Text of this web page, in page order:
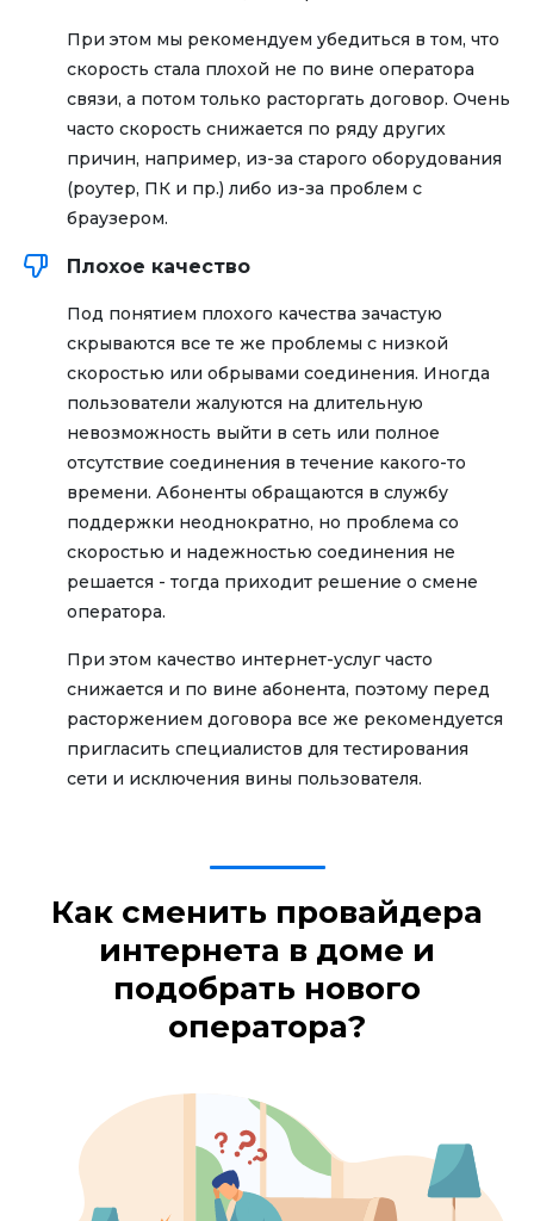
При этом мы рекомендуем убедиться в том, что
скорость стала плохой не по вине оператора
связи, а потом только расторгать договор. Очень
часто скорость снижается по ряду других
причин, например, из-за старого оборудования
(роутер, ПК и пр.) либо из-за проблем с
браузером.
Плохое качество
Под понятием плохого качества зачастую
скрываются все те же проблемы с низкой
скоростью или обрывами соединения. Иногда
пользователи жалуются на длительную
невозможность выйти в сеть или полное
отсутствие соединения в течение какого-то
времени. Абоненты обращаются в службу
поддержки неоднократно, но проблема со
скоростью и надежностью соединения не
решается - тогда приходит решение о смене
оператора.
При этом качество интернет-услуг часто
снижается и по вине абонента, поэтому перед
расторжением договора все же рекомендуется
пригласить специалистов для тестирования
сети и исключения вины пользователя.
Как сменить провайдера
интернета в доме и
подобрать нового
оператора?